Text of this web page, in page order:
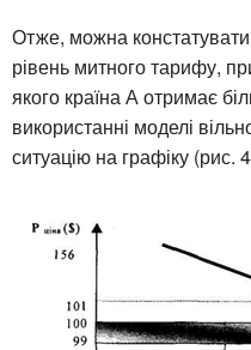
Отже, можна
рівень митного тарифу,
якого країна А отримає
використанні моделі
ситуацію на графіку (рис.